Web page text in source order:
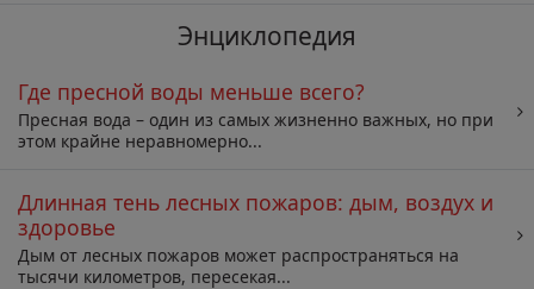
Энциклопедия
Где пресной воды меньше всего?
Пресная вода – один из самых жизненно важных, но при
этом крайне неравномерно...
Длинная тень лесных пожаров: дым, воздух и
здоровье
Дым от лесных пожаров может распространяться на
тысячи километров, пересекая...